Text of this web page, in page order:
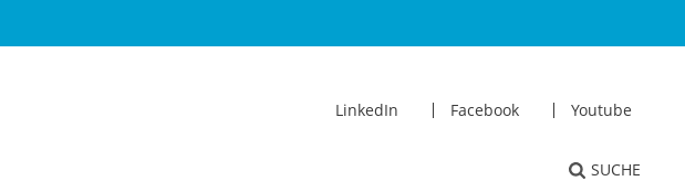
LinkedIn Facebook Youtube
SUCHE